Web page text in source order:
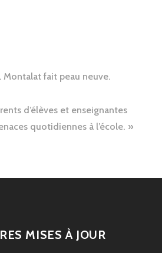
Montalat fait peau neuve.
d’élèves et enseignantes
quotidiennes à l’école.
MISES À JOUR